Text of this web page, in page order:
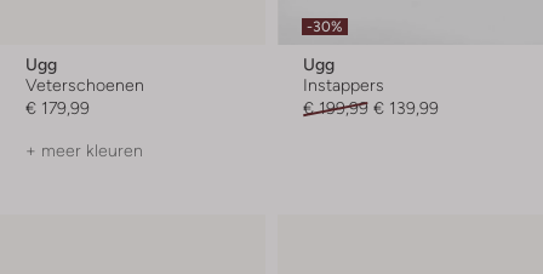
Ugg
Veterschoenen
€ 179,99
+ meer kleuren
-30%
Ugg
Instappers
€ 199,99 € 139,99